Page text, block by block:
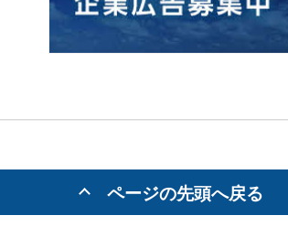
ページの先頭へ戻る